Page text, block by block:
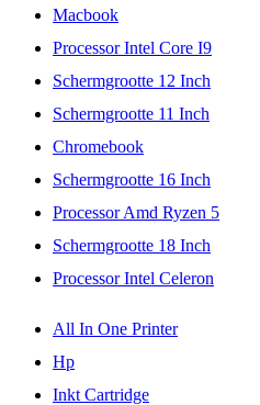
Macbook
Processor Intel Core I9
Schermgrootte 12 Inch
Schermgrootte 11 Inch
Chromebook
Schermgrootte 16 Inch
Processor Amd Ryzen 5
Schermgrootte 18 Inch
Processor Intel Celeron
All In One Printer
Hp
Inkt Cartridge